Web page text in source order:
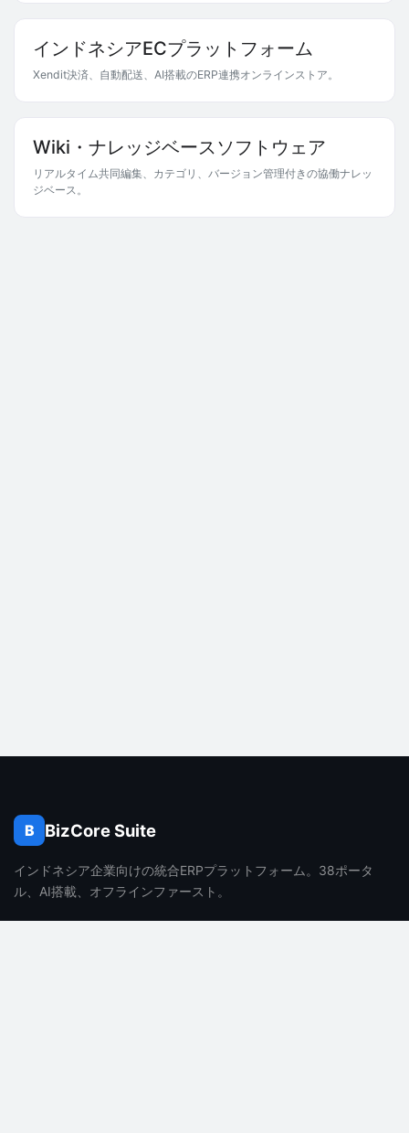
インドネシアECプラットフォーム
Xendit決済、自動配送、AI搭載のERP連携オンラインストア。
Wiki・ナレッジベースソフトウェア
リアルタイム共同編集、カテゴリ、バージョン管理付きの協働ナレッ
ジベース。
B BizCore Suite
インドネシア企業向けの統合ERPプラットフォーム。38ポータ
ル、AI搭載、オフラインファースト。